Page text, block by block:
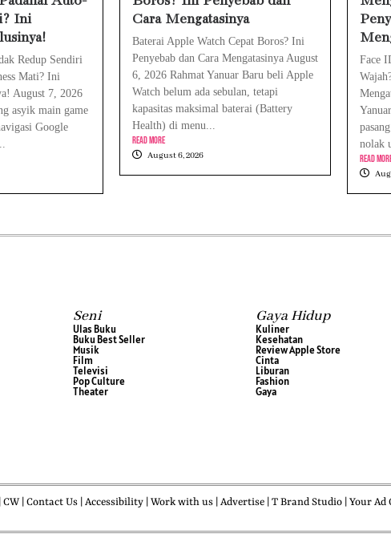
Ini
Redup Sendiri
Mati? Ini
August 7, 2026
asyik main game
Google
Cara Mengatasinya
Baterai Apple Watch Cepat Boros? Ini
Penyebab dan Cara Mengatasinya August
6, 2026 Rahmat Yanuar Baru beli Apple
Watch belum ada sebulan, tetapi
kapasitas maksimal baterai (Battery
Health) di menu...
Read More
August 6, 2026
Face
nolak
Read
Seni
Ulas Buku
Buku Best Seller
Musik
Film
Televisi
Pop Culture
Theater
Gaya Hidup
Kuliner
Kesehatan
Review Apple Store
Cinta
Liburan
Fashion
Gaya
| Contact Us | Accessibility | Work with us | Advertise | T Brand Studio | Your